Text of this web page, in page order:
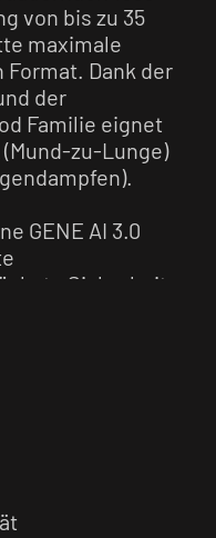
von bis zu 35
maximale
Dank der
der
Familie eignet
zu-Lunge)
GENE AI 3.0
Sicherheit.
liefert
Akku schnell
2 Ampere
Argus Multi Ohm